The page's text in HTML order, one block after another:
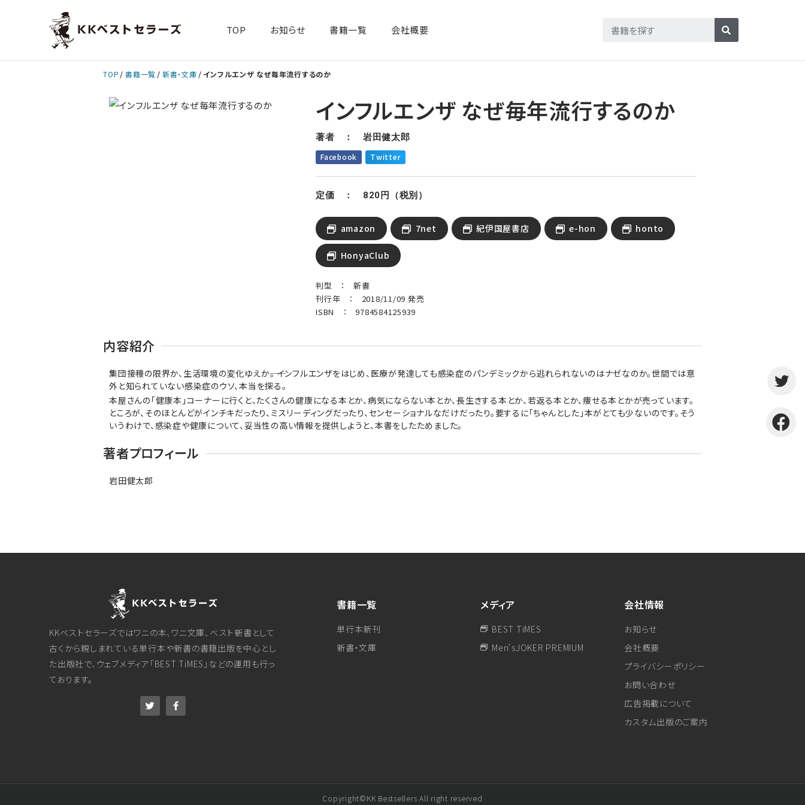
TOP お知らせ 書籍一覧​ 会社概要
TOP 書籍一覧 新書・文庫 インフルエンザ なぜ毎年流行するのか
インフルエンザ なぜ毎年流行するのか
著者 ： 岩田健太郎
Facebook Twitter
定価 ： 820円（税別）
amazon 7net 紀伊国屋書店 e-hon honto
HonyaClub
判型 ： 新書
刊行年 ： 2018/11/09 発売
ISBN ： 9784584125939
内容紹介
集団接種の限界か、生活環境の変化ゆえか――。 インフルエンザをはじめ、医療が発達しても感染症のパンデミックから逃れられないのはナゼなのか。世間では意
外と知られていない感染症のウソ、本当を探る。
本屋さんの「健康本」コーナーに行くと、たくさんの健康になる本とか、病気にならない本とか、長生きする本とか、若返る本とか、痩せる本とかが売っています。
ところが、そのほとんどがインチキだったり、ミスリーディングだったり、センセーショナルなだけだったり。要するに「ちゃんとした」本がとても少ないのです。そう
いうわけで、感染症や健康について、妥当性の高い情報を提供しようと、本書をしたためました。
著者プロフィール
岩田健太郎
KKベストセラーズではワニの本、ワニ文庫、ベスト新書として
古くから親しまれている単行本や新書の書籍出版を中心とし
た出版社で、ウェブメディア「BEST TiMES」などの運用も行っ
ております。
書籍一覧
単行本新刊
新書・文庫
メディア
BEST TiMES
Men'sJOKER PREMIUM
会社情報
お知らせ
会社概要
プライバシーポリシー
お問い合わせ
広告掲載について
カスタム出版のご案内
Copyright©KK Bestsellers All right reserved